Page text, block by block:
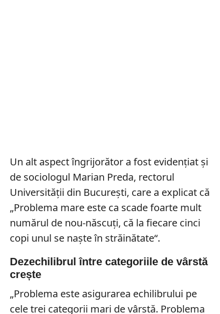
Un alt aspect îngrijorător a fost evidențiat și
de sociologul Marian Preda, rectorul
Universității din Bucureşti, care a explicat că
„Problema mare este ca scade foarte mult
numărul de nou-născuți, că la fiecare cinci
copi unul se naşte în străinătate“.
Dezechilibrul între categoriile de vârstă
crește
„Problema este asigurarea echilibrului pe
cele trei categorii mari de vârstă. Problema